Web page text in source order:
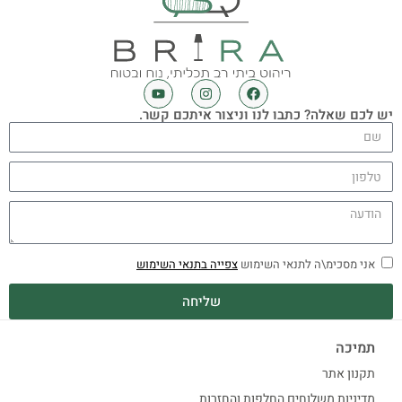
יש לכם שאלה? כתבו לנו וניצור איתכם קשר.
אני מסכימ\ה לתנאי השימוש צפייה בתנאי השימוש
שליחה
תמיכה
תקנון אתר